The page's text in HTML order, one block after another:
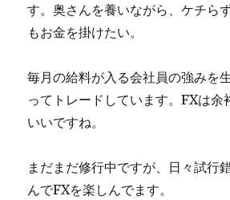
す。奥さんを養いながら、ケチら
もお金を掛けたい。
毎月の給料が入る会社員の強みを
ってトレードしています。FXは余
いいですね。
まだまだ修行中ですが、日々試行
んでFXを楽しんでます。